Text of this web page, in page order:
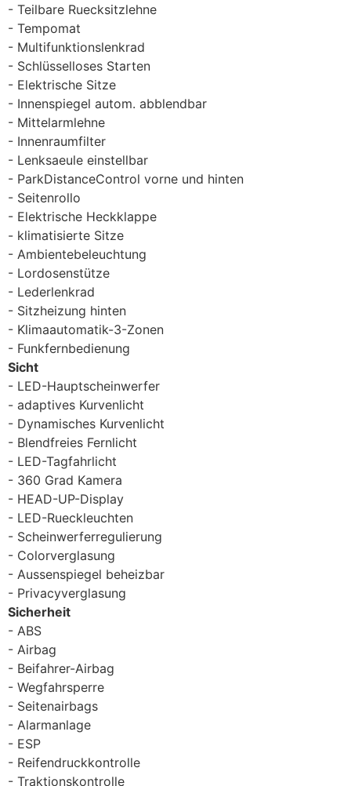
Teilbare Ruecksitzlehne
Tempomat
Multifunktionslenkrad
Schlüsselloses Starten
Elektrische Sitze
Innenspiegel autom. abblendbar
Mittelarmlehne
Innenraumfilter
Lenksaeule einstellbar
ParkDistanceControl vorne und hinten
Seitenrollo
Elektrische Heckklappe
klimatisierte Sitze
Ambientebeleuchtung
Lordosenstütze
Lederlenkrad
Sitzheizung hinten
Klimaautomatik-3-Zonen
Funkfernbedienung
Sicht
LED-Hauptscheinwerfer
adaptives Kurvenlicht
Dynamisches Kurvenlicht
Blendfreies Fernlicht
LED-Tagfahrlicht
360 Grad Kamera
HEAD-UP-Display
LED-Rueckleuchten
Scheinwerferregulierung
Colorverglasung
Aussenspiegel beheizbar
Privacyverglasung
Sicherheit
ABS
Airbag
Beifahrer-Airbag
Wegfahrsperre
Seitenairbags
Alarmanlage
ESP
Reifendruckkontrolle
Traktionskontrolle